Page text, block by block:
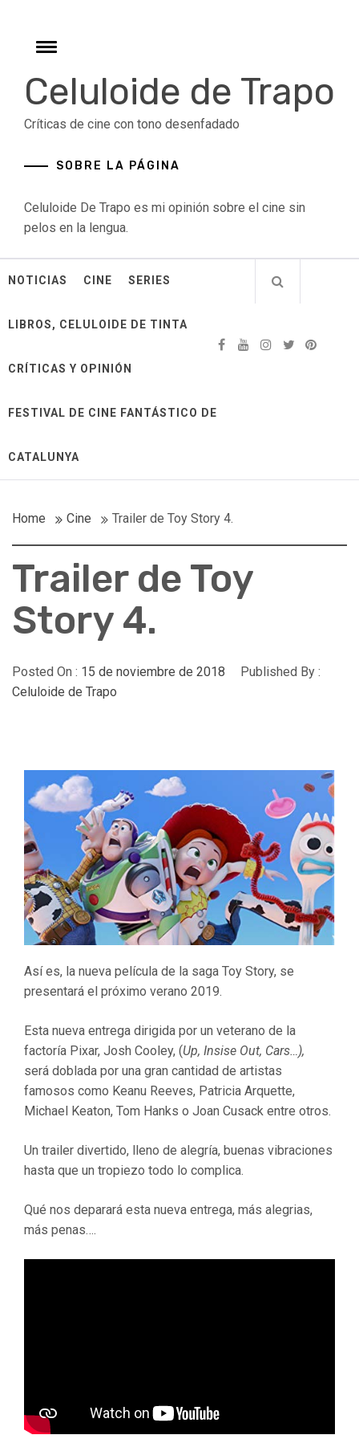
contentToggle
Celuloide de Trapo
Críticas de cine con tono desenfadado
SOBRE LA PÁGINA
Celuloide De Trapo es mi opinión sobre el cine sin
pelos en la lengua.
NOTICIAS CINE SERIES
LIBROS, CELULOIDE DE TINTA
CRÍTICAS Y OPINIÓN
FESTIVAL DE CINE FANTÁSTICO DE
CATALUNYA
Home Cine Trailer de Toy Story 4.
Trailer de Toy
Story 4.
Posted On : 15 de noviembre de 2018
Published By :
Celuloide de Trapo
Así es, la nueva película de la saga Toy Story, se
presentará el próximo verano 2019.
Esta nueva entrega dirigida por un veterano de la
factoría Pixar, Josh Cooley, (Up, Insise Out, Cars…),
será doblada por una gran cantidad de artistas
famosos como Keanu Reeves, Patricia Arquette,
Michael Keaton, Tom Hanks o Joan Cusack entre otros.
Un trailer divertido, lleno de alegría, buenas vibraciones
hasta que un tropiezo todo lo complica.
Qué nos deparará esta nueva entrega, más alegrias,
más penas….